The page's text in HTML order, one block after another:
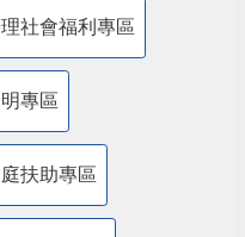
社會福利專區
專區
扶助專區